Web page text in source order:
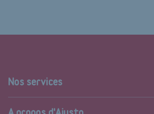
Nos services